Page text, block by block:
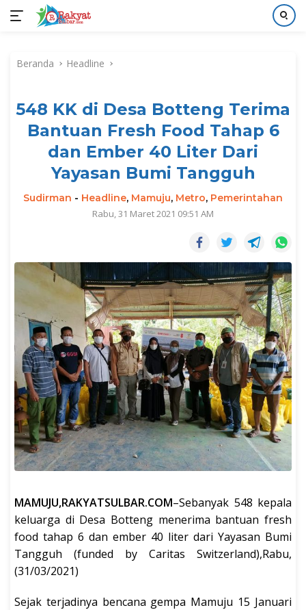
kontenBeranda Headline
548 KK di Desa Botteng Terima
Bantuan Fresh Food Tahap 6
dan Ember 40 Liter Dari
Yayasan Bumi Tangguh
Sudirman - Headline, Mamuju, Metro, Pemerintahan
Rabu, 31 Maret 2021 09:51 AM
MAMUJU,RAKYATSULBAR.COM–Sebanyak 548 kepala
keluarga di Desa Botteng menerima bantuan fresh
food tahap 6 dan ember 40 liter dari Yayasan Bumi
Tangguh (funded by Caritas Switzerland),Rabu,
(31/03/2021)
Sejak terjadinya bencana gempa Mamuju 15 Januari